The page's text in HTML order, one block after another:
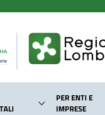
PER ENTI E
IMPRESE